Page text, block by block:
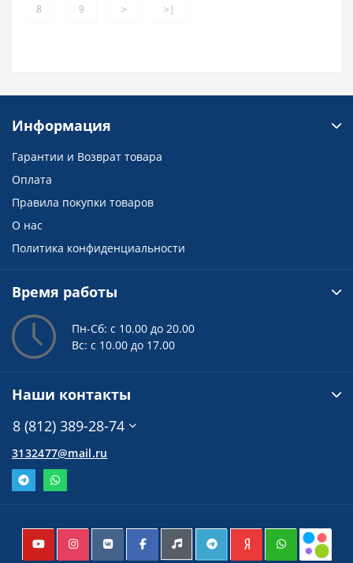
8 9 > >|
Информация
Гарантии и Возврат товара
Оплата
Правила покупки товаров
О нас
Политика конфиденциальности
Время работы
Пн-Сб: с 10.00 до 20.00
Вс: с 10.00 до 17.00
Наши контакты
8 (812) 389-28-74
3132477@mail.ru